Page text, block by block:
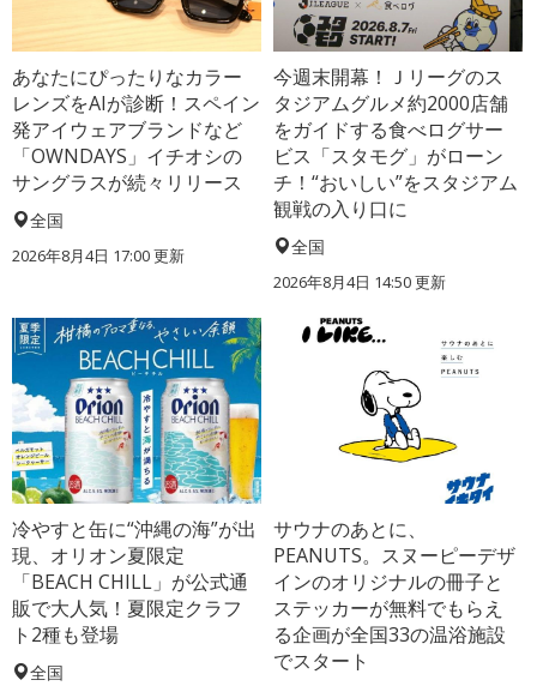
あなたにぴったりなカラー
レンズをAIが診断！スペイン
発アイウェアブランドなど
「OWNDAYS」イチオシの
サングラスが続々リリース
全国
2026年8月4日 17:00更新
今週末開幕！Ｊリーグのス
タジアムグルメ約2000店舗
をガイドする食べログサー
ビス「スタモグ」がローン
チ！“おいしい”をスタジアム
観戦の入り口に
全国
2026年8月4日 14:50更新
冷やすと缶に“沖縄の海”が出
現、オリオン夏限定
「BEACH CHILL」が公式通
販で大人気！夏限定クラフ
ト2種も登場
全国
サウナのあとに、
PEANUTS。スヌーピーデザ
インのオリジナルの冊子と
ステッカーが無料でもらえ
る企画が全国33の温浴施設
でスタート